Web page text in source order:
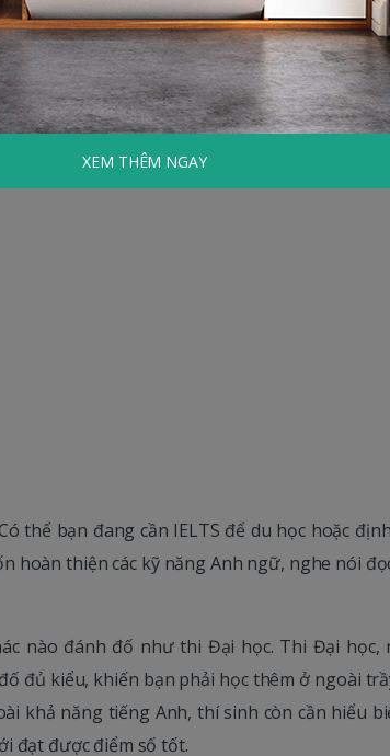
thể bạn đang cần IELTS để du học hoặc
hoàn thiện các kỹ năng Anh ngữ, nghe nói
nào đánh đố như thi Đại học. Thi Đại học,
đủ kiểu, khiến bạn phải học thêm ở ngoài
khả năng tiếng Anh, thí sinh còn cần hiểu
đạt được điểm số tốt.
XEM THÊM NGAY